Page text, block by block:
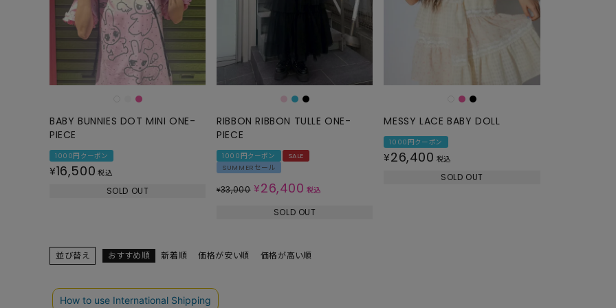
BABY BUNNIES DOT MINI ONE-
PIECE
1000円クーポン
¥16,500 税込
SOLD OUT
RIBBON RIBBON TULLE ONE-
PIECE
1000円クーポン
SALE
SUMMERセール
¥33,000 ¥26,400 税込
SOLD OUT
MESSY LACE BABY DOLL
1000円クーポン
¥26,400 税込
SOLD OUT
並び替え おすすめ順 新着順 価格が安い順 価格が高い順